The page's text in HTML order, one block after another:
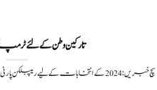
تارکین وطن کے لئے
سچ خبریں: 2024 کے انتخابات کے لیے ریپبلکن پارٹی کے امیدوار ڈونلڈ ٹرمپ نے ارورہ، کولوراڈو